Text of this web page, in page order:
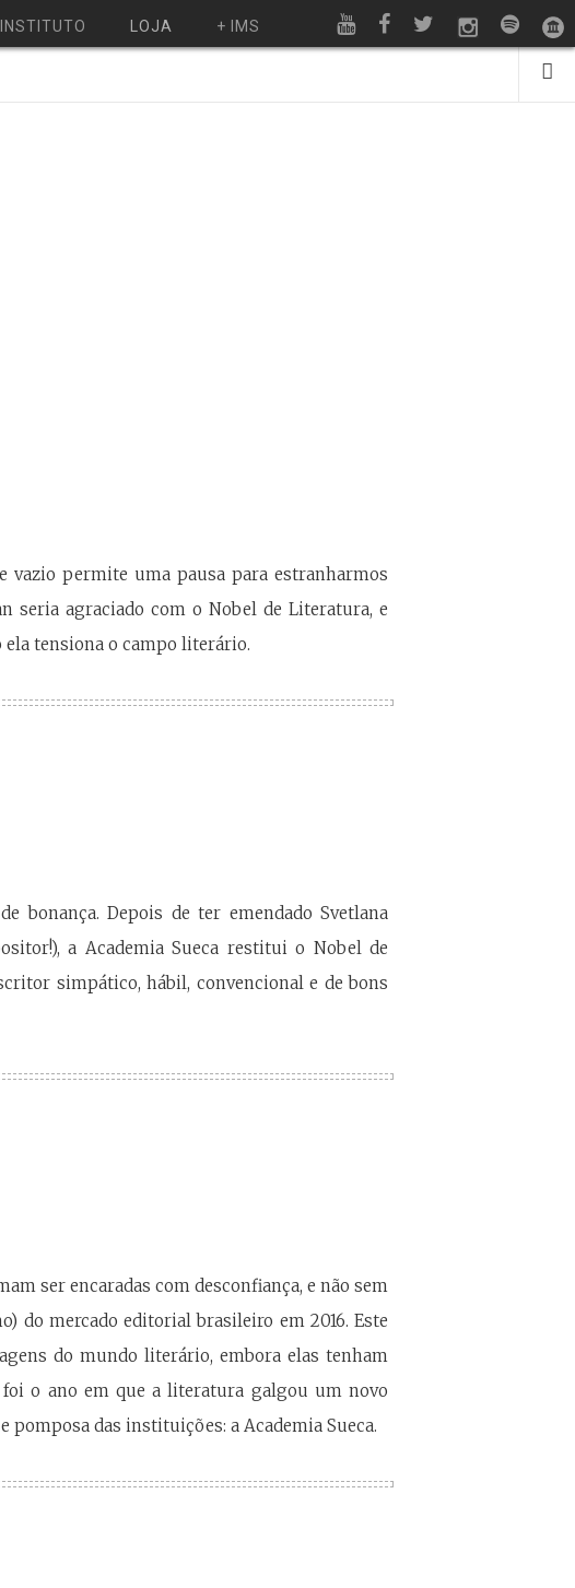
INSTITUTO LOJA + IMS
vazio permite uma pausa para estranharmos
seria agraciado com o Nobel de Literatura, e
tensiona o campo literário.
bonança. Depois de ter emendado Svetlana
a Academia Sueca restitui o Nobel de
simpático, hábil, convencional e de bons
ser encaradas com desconfiança, e não sem
do mercado editorial brasileiro em 2016. Este
do mundo literário, embora elas tenham
o ano em que a literatura galgou um novo
pomposa das instituições: a Academia Sueca.